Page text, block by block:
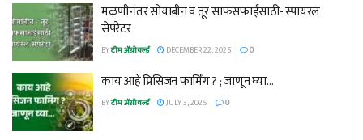
मळणीनंतर सोयाबीन व तूर साफसफाईसाठी- स्पायरल
सेपरेटर
BYटीम ॲग्रोवर्ल्ड DECEMBER 22, 2025 0
काय आहे प्रिसिजन फार्मिंग ? ; जाणून घ्या…
BYटीम ॲग्रोवर्ल्ड JULY 3, 2025 0